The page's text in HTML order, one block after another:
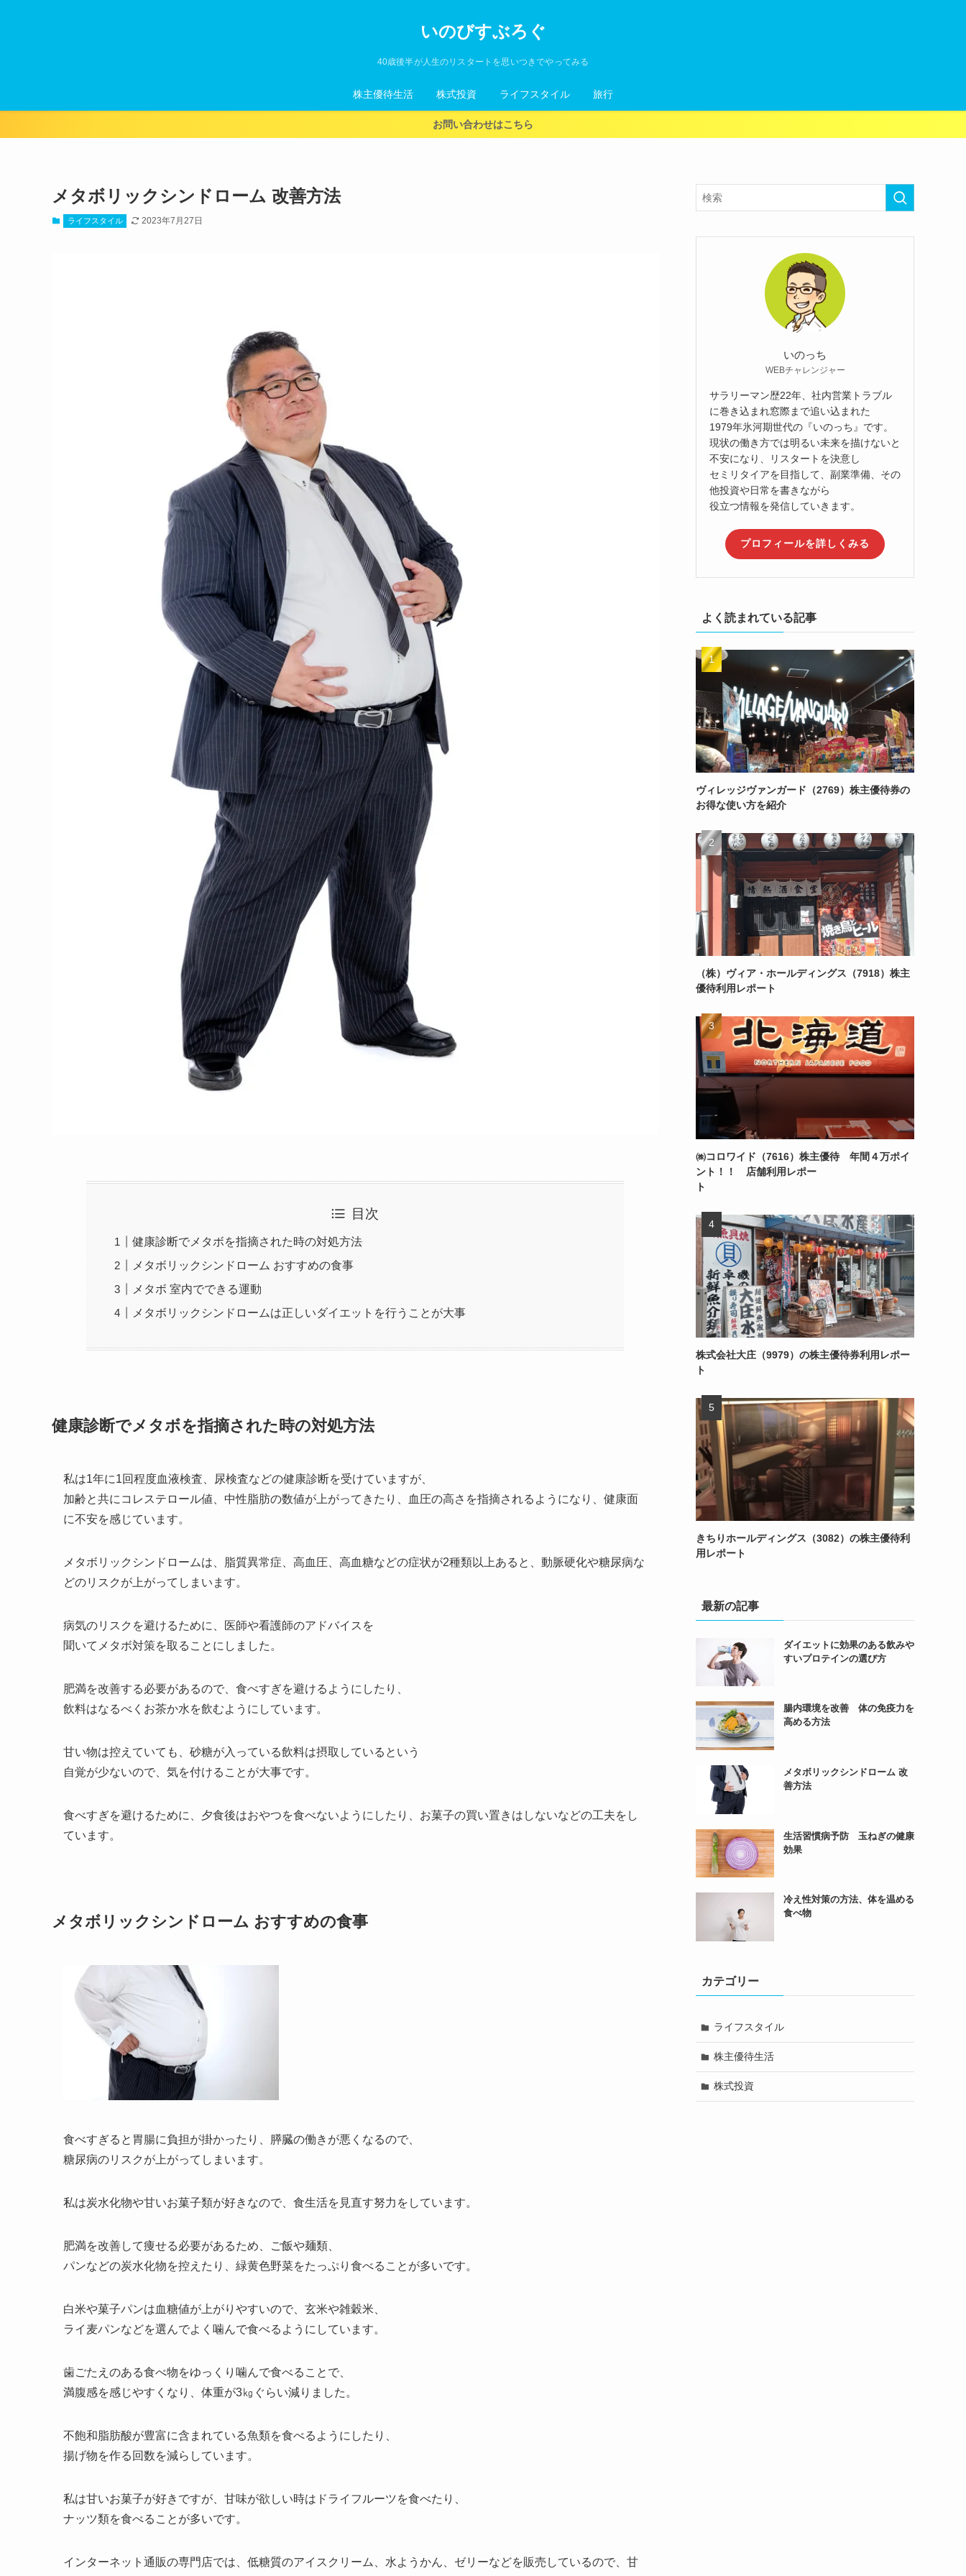
いのびすぶろぐ
40歳後半が人生のリスタートを思いつきでやってみる
株主優待生活 株式投資 ライフスタイル 旅行
お問い合わせはこちら
メタボリックシンドローム 改善方法
ライフスタイル 2023年7月27日
目次
健康診断でメタボを指摘された時の対処方法
メタボリックシンドローム おすすめの食事
メタボ 室内でできる運動
メタボリックシンドロームは正しいダイエットを行うことが大事
健康診断でメタボを指摘された時の対処方法
私は1年に1回程度血液検査、尿検査などの健康診断を受けていますが、
加齢と共にコレステロール値、中性脂肪の数値が上がってきたり、血圧の高さを指摘されるようになり、健康面
に不安を感じています。
メタボリックシンドロームは、脂質異常症、高血圧、高血糖などの症状が2種類以上あると、動脈硬化や糖尿病な
どのリスクが上がってしまいます。
病気のリスクを避けるために、医師や看護師のアドバイスを
聞いてメタボ対策を取ることにしました。
肥満を改善する必要があるので、食べすぎを避けるようにしたり、
飲料はなるべくお茶か水を飲むようにしています。
甘い物は控えていても、砂糖が入っている飲料は摂取しているという
自覚が少ないので、気を付けることが大事です。
食べすぎを避けるために、夕食後はおやつを食べないようにしたり、お菓子の買い置きはしないなどの工夫をし
ています。
メタボリックシンドローム おすすめの食事
食べすぎると胃腸に負担が掛かったり、膵臓の働きが悪くなるので、
糖尿病のリスクが上がってしまいます。
私は炭水化物や甘いお菓子類が好きなので、食生活を見直す努力をしています。
肥満を改善して痩せる必要があるため、ご飯や麺類、
パンなどの炭水化物を控えたり、緑黄色野菜をたっぷり食べることが多いです。
白米や菓子パンは血糖値が上がりやすいので、玄米や雑穀米、
ライ麦パンなどを選んでよく噛んで食べるようにしています。
歯ごたえのある食べ物をゆっくり噛んで食べることで、
満腹感を感じやすくなり、体重が3㎏ぐらい減りました。
不飽和脂肪酸が豊富に含まれている魚類を食べるようにしたり、
揚げ物を作る回数を減らしています。
私は甘いお菓子が好きですが、甘味が欲しい時はドライフルーツを食べたり、
ナッツ類を食べることが多いです。
インターネット通販の専門店では、低糖質のアイスクリーム、水ようかん、ゼリーなどを販売しているので、甘
いのっち
WEBチャレンジャー
サラリーマン歴22年、社内営業トラブル
に巻き込まれ窓際まで追い込まれた
1979年氷河期世代の『いのっち』です。
現状の働き方では明るい未来を描けないと
不安になり、リスタートを決意し
セミリタイアを目指して、副業準備、その
他投資や日常を書きながら
役立つ情報を発信していきます。
プロフィールを詳しくみる
よく読まれている記事
ヴィレッジヴァンガード（2769）株主優待券の
お得な使い方を紹介
（株）ヴィア・ホールディングス（7918）株主
優待利用レポート
㈱コロワイド（7616）株主優待 年間４万ポイ
ント！！ 店舗利用レポー
ト
株式会社大庄（9979）の株主優待券利用レポー
ト
きちりホールディングス（3082）の株主優待利
用レポート
最新の記事
ダイエットに効果のある飲みや
すいプロテインの選び方
腸内環境を改善 体の免疫力を
高める方法
メタボリックシンドローム 改
善方法
生活習慣病予防 玉ねぎの健康
効果
冷え性対策の方法、体を温める
食べ物
カテゴリー
ライフスタイル
株主優待生活
株式投資